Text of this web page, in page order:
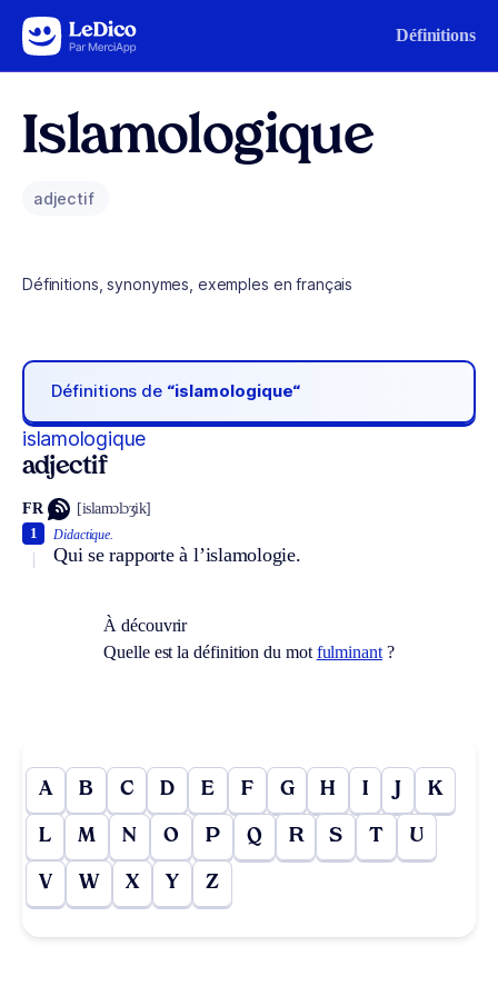
Aller au contenu Définitions
Islamologique
adjectif
Définitions, synonymes, exemples en français
Définitions de “islamologique“
islamologique
adjectif
FR [islamɔlɔʒik]
Didactique.
Qui se rapporte à l’islamologie.
1
À découvrir
Quelle est la définition du mot fulminant?
A B C D E F G H I J K
L M N O P Q R S T U
V W X Y Z